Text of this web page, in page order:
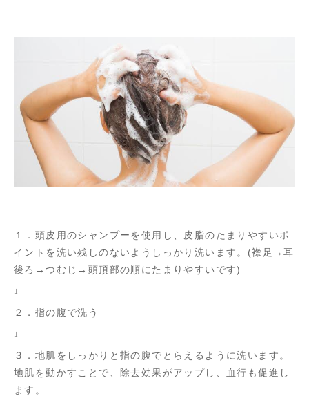
１．頭皮用のシャンプーを使用し、皮脂のたまりやすいポ
イントを洗い残しのないようしっかり洗います。(襟足→耳
後ろ→つむじ→頭頂部の順にたまりやすいです)
↓
２．指の腹で洗う
↓
３．地肌をしっかりと指の腹でとらえるように洗います。
地肌を動かすことで、除去効果がアップし、血行も促進し
ます。